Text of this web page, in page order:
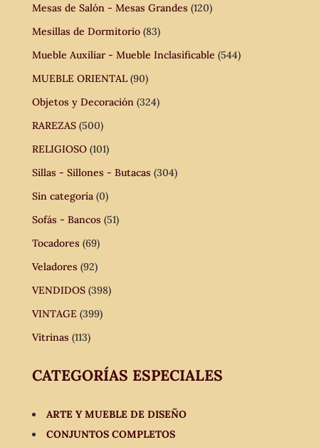
Mesas de Salón - Mesas Grandes (120)
Mesillas de Dormitorio (83)
Mueble Auxiliar - Mueble Inclasificable (544)
MUEBLE ORIENTAL (90)
Objetos y Decoración (324)
RAREZAS (500)
RELIGIOSO (101)
Sillas - Sillones - Butacas (304)
Sin categoría (0)
Sofás - Bancos (51)
Tocadores (69)
Veladores (92)
VENDIDOS (398)
VINTAGE (399)
Vitrinas (113)
CATEGORÍAS ESPECIALES
ARTE Y MUEBLE DE DISEÑO
CONJUNTOS COMPLETOS